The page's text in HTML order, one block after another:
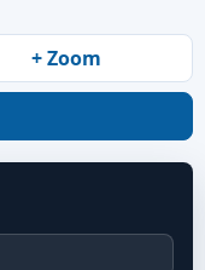
+ Zoom